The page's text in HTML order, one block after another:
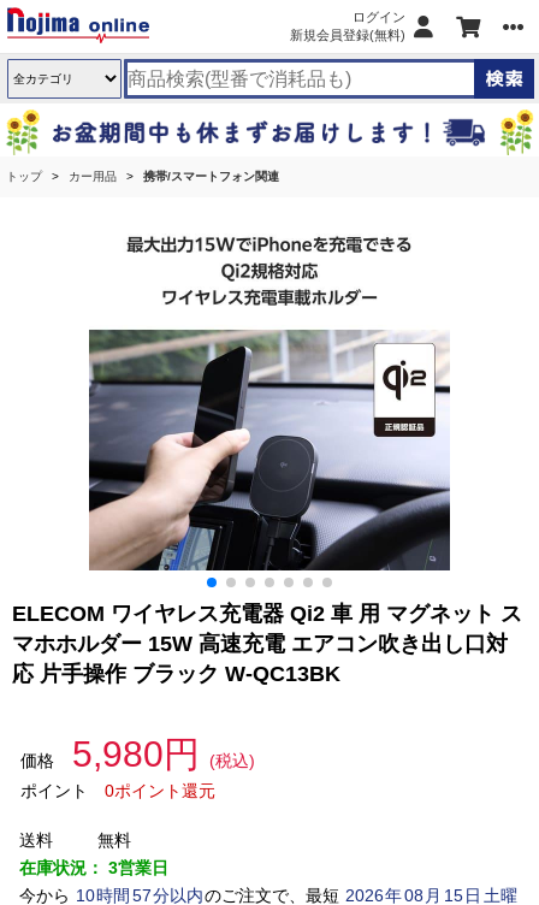
ログイン
新規会員登録(無料)
トップ カー用品 携帯/スマートフォン関連
ELECOM ワイヤレス充電器 Qi2 車 用 マグネット ス
マホホルダー 15W 高速充電 エアコン吹き出し口対
応 片手操作 ブラック W-QC13BK
価格 5,980円
(税込)
ポイント
0ポイント還元
送料
無料
在庫状況： 3営業日
今から 10時間 57分以内のご注文で、最短 2026年08 月 15日土曜